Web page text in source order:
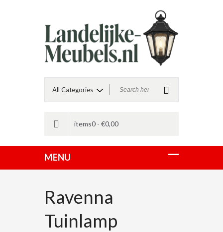
items0 - €0,00
Ravenna
Tuinlamp